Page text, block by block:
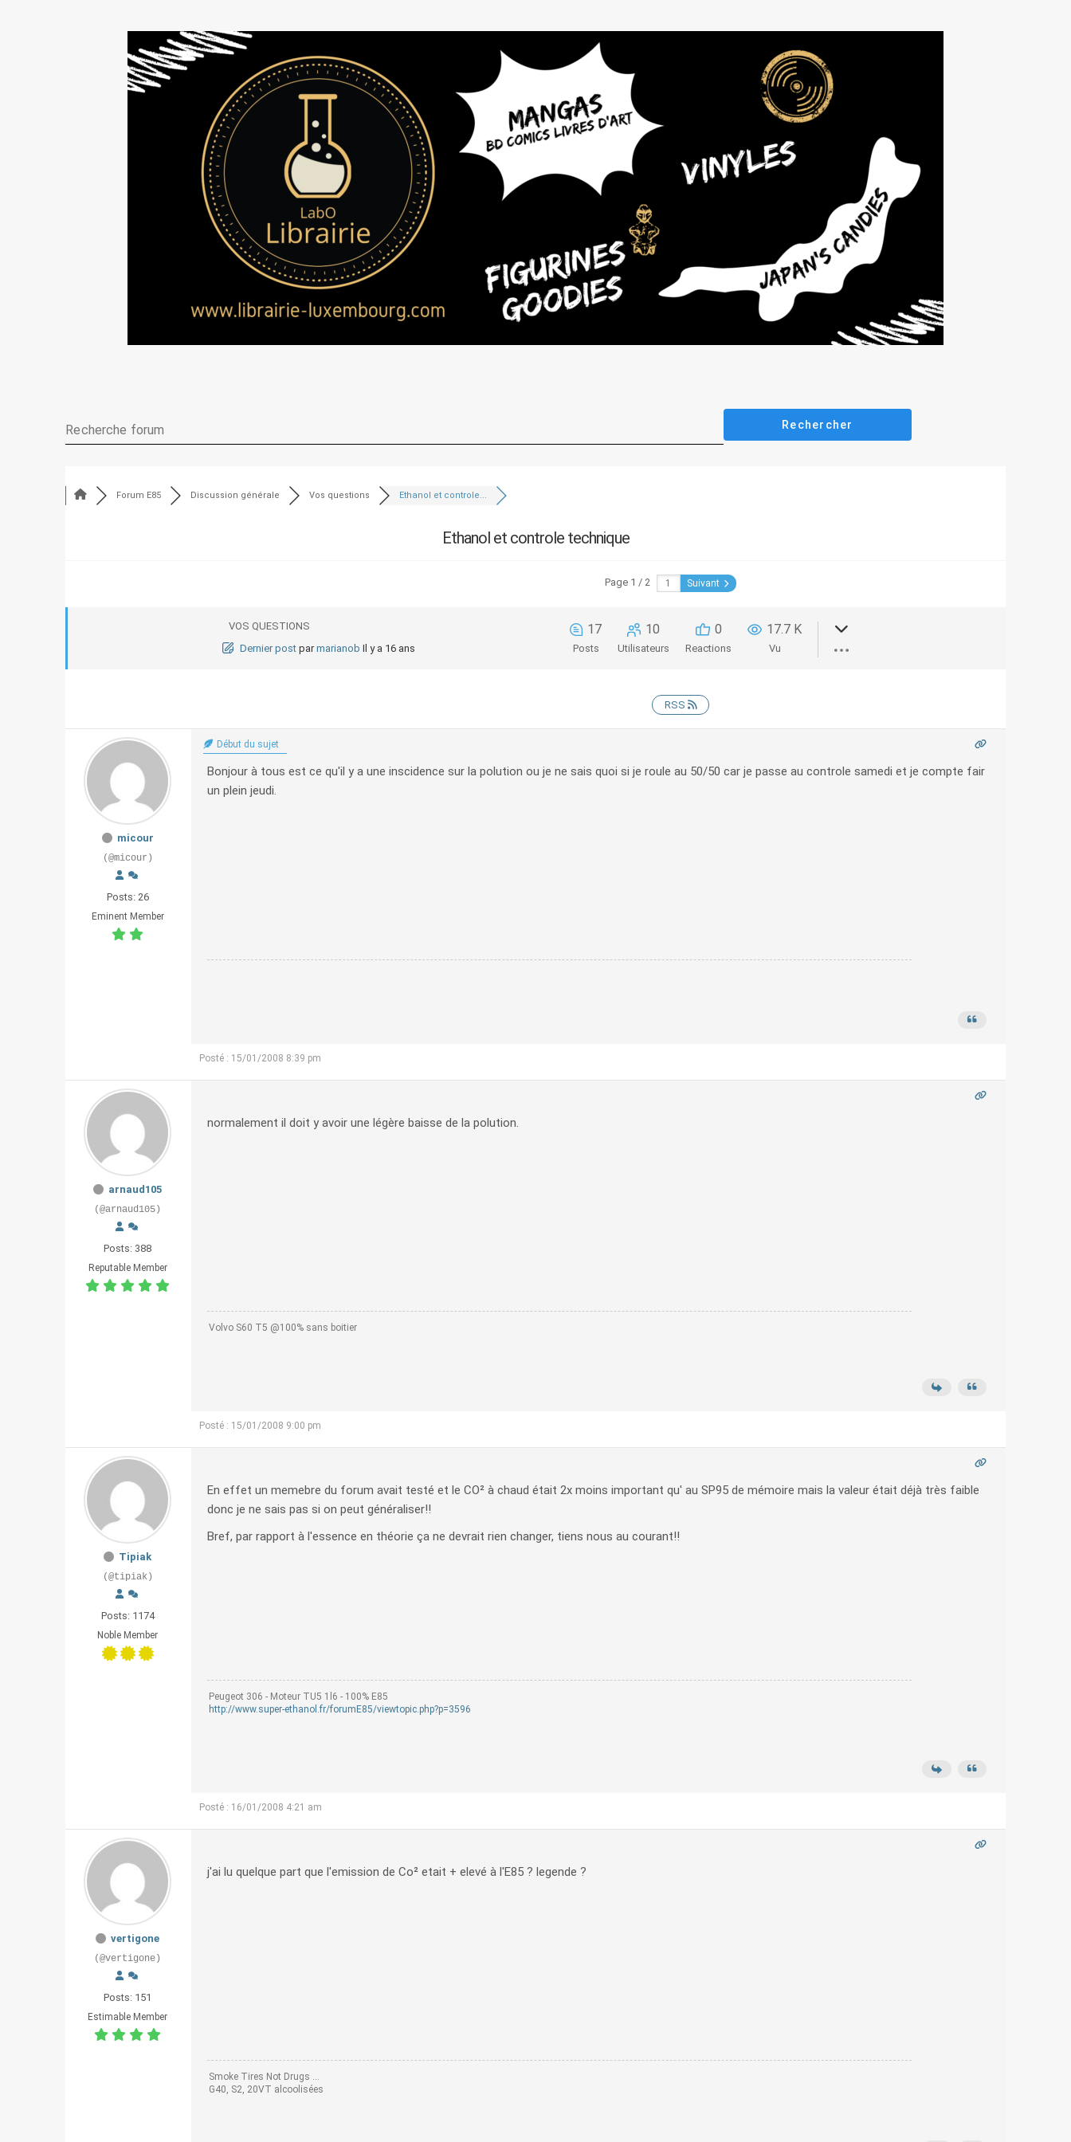
Forum E85 Discussion générale Vos questions Ethanol et controle...
Ethanol et controle technique
Page 1 / 2 Suivant
VOS QUESTIONS
Dernier post par marianob Il y a 16 ans
17
Posts
10
Utilisateurs
0
Reactions
17.7 K
Vu
RSS
micour
(@micour)
Posts: 26
Eminent Member
Début du sujet
Bonjour à tous est ce qu'il y a une inscidence sur la polution ou je ne sais quoi si je roule au 50/50 car je passe au controle samedi et je compte fair
un plein jeudi.
Posté : 15/01/2008 8:39 pm
arnaud105
(@arnaud105)
Posts: 388
Reputable Member
normalement il doit y avoir une légère baisse de la polution.
Volvo S60 T5 @100% sans boitier
Posté : 15/01/2008 9:00 pm
Tipiak
(@tipiak)
Posts: 1174
Noble Member
En effet un memebre du forum avait testé et le CO² à chaud était 2x moins important qu' au SP95 de mémoire mais la valeur était déjà très faible
donc je ne sais pas si on peut généraliser!!
Bref, par rapport à l'essence en théorie ça ne devrait rien changer, tiens nous au courant!!
Peugeot 306 - Moteur TU5 1l6 - 100% E85
http://www.super-ethanol.fr/forumE85/viewtopic.php?p=3596
Posté : 16/01/2008 4:21 am
vertigone
(@vertigone)
Posts: 151
Estimable Member
j'ai lu quelque part que l'emission de Co² etait + elevé à l'E85 ? legende ?
Smoke Tires Not Drugs ...
G40, S2, 20VT alcoolisées